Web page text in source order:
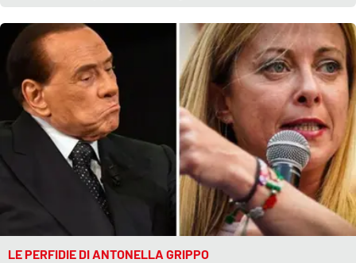
LE PERFIDIE DI ANTONELLA GRIPPO